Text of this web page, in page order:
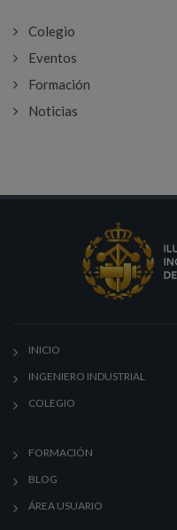
Colegio
Eventos
Formación
Noticias
INICIO
INGENIERO INDUSTRIAL
COLEGIO
FORMACIÓN
BLOG
ÁREA USUARIO